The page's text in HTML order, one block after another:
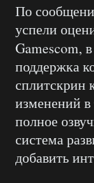
По
успели
Gamescom, в
поддержка
сплитскрин
изменений в
полное
система
добавить